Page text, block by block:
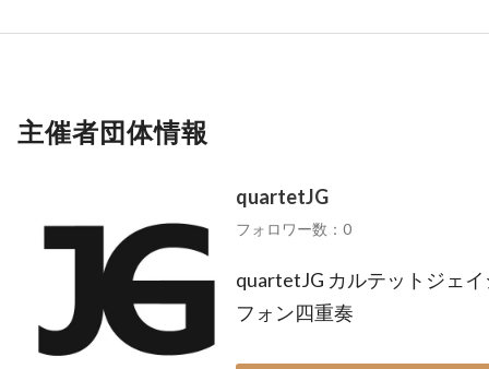
主催者団体情報
quartetJG
フォロワー数：0
quartetJG カルテットジェ
フォン四重奏